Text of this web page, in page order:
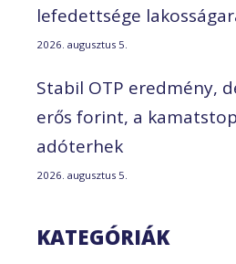
lefedettsége
2026. augusztus 5.
Stabil OTP eredmény,
erős forint, a
adóterhek
2026. augusztus 5.
KATEGÓRIÁK